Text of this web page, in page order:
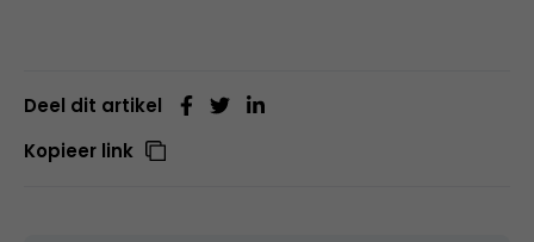
Deel dit artikel
Kopieer link